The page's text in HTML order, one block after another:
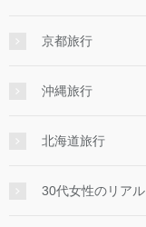
京都旅行
沖縄旅行
北海道旅行
30代女性のリアル